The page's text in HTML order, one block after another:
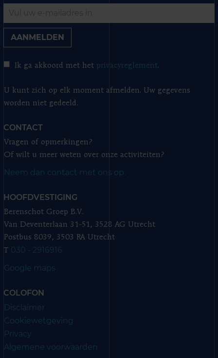
AANMELDEN
Ik ga akkoord met het privacyreglement.
U kunt zich op elk moment afmelden. Uw gegevens
worden niet gedeeld.
CONTACT
Vragen of opmerkingen?
Of wilt u meer weten over onze activiteiten?
Neem dan contact met ons op.
HOOFDVESTIGING
Berenschot Groep B.V.
Van Deventerlaan 31-51, 3528 AG Utrecht
Postbus 8039, 3503 RA Utrecht
T 030 - 2916916
Google maps
COLOFON
Disclaimer
Cookiewetgeving
Privacy
Algemene voorwaarden